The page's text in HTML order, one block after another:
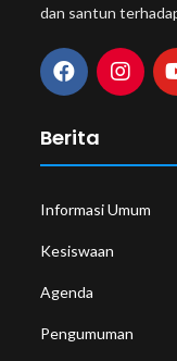
dan santun
Berita
Informasi Umum
Kesiswaan
Agenda
Pengumuman